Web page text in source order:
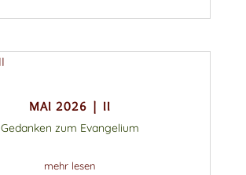
MAI 2026 | II
Gedanken zum Evangelium
mehr lesen